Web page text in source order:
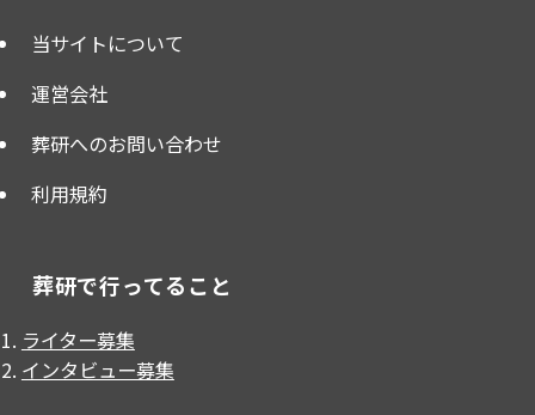
当サイトについて
運営会社
葬研へのお問い合わせ
利用規約
葬研で行ってること
ライター募集
インタビュー募集